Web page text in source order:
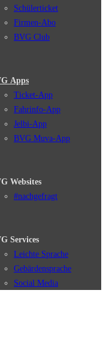
Schülerticket
Firmen-Abo
BVG Club
Apps
Ticket-App
Fahrinfo-App
Jelbi-App
BVG Muva-App
Websites
#nachgefragt
Services
Leichte Sprache
Gebärdensprache
Social Media